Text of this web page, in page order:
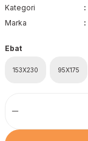
Kategori
Marka
Ebat
153X230 95X175